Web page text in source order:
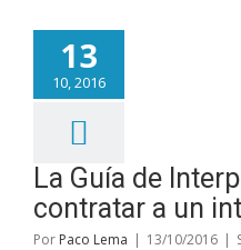
13
10, 2016
La Guía de
contratar a un
Por Paco Lema | 13/10/2016 |